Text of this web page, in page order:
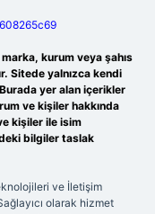
kurum veya şahıs
Sitede yalnızca kendi
Burada yer alan içerikler
ve kişiler hakkında
kişiler ile isim
bilgiler taslak
ve İletişim
olarak hizmet